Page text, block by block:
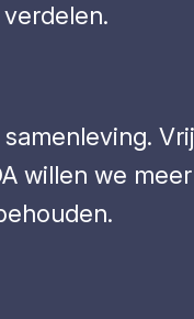
willen we